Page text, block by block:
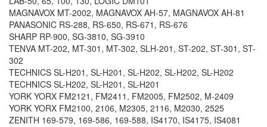
MAGNAVOX MT-2002, MAGNAVOX AH-57, MAGNAVOX AH-81
PANASONIC RS-288, RS-650, RS-671, RS-676
SHARP RP-900, SG-3810, SG-3910
TENVA MT-202, MT-301, MT-302, SLH-201, ST-202, ST-301, ST-
302
TECHNICS SL-H201, SL-H201, SL-H202, SL-H202, SL-H202
TECHNICS SL-H202, SL-H201, SL-H201
YORK YORX FM2121, FM2411, FM2005, FM2502, M-2409
YORK YORX FM2100, 2106, M2305, 2116, M2030, 2525
ZENITH 169-579, 169-586, 169-588, IS4170, IS4175, IS4081